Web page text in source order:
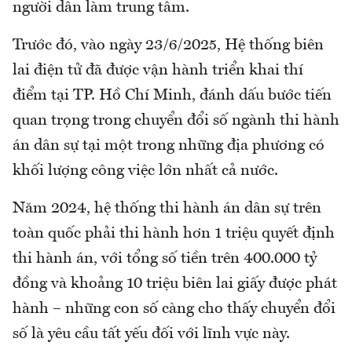
người dân làm trung tâm.
Trước đó, vào ngày 23/6/2025, Hệ thống biên
lai điện tử đã được vận hành triển khai thí
điểm tại TP. Hồ Chí Minh, đánh dấu bước tiến
quan trọng trong chuyển đổi số ngành thi hành
án dân sự tại một trong những địa phương có
khối lượng công việc lớn nhất cả nước.
Năm 2024, hệ thống thi hành án dân sự trên
toàn quốc phải thi hành hơn 1 triệu quyết định
thi hành án, với tổng số tiền trên 400.000 tỷ
đồng và khoảng 10 triệu biên lai giấy được phát
hành – những con số càng cho thấy chuyển đổi
số là yêu cầu tất yếu đối với lĩnh vực này.